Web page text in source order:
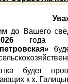
до Вашего
будет
к х.